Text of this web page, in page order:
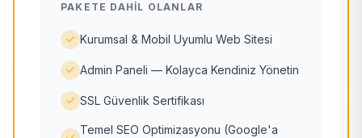
PAKETE DAHIL OLANLAR
Kurumsal & Mobil Uyumlu Web Sitesi
Admin Paneli — Kolayca Kendiniz Yönetin
SSL Güvenlik Sertifikası
Temel SEO Optimizasyonu (Google'a